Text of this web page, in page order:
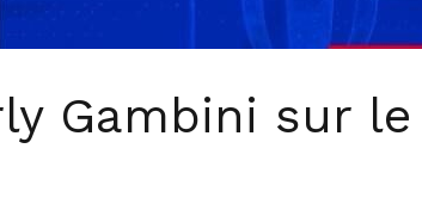
Gambini sur